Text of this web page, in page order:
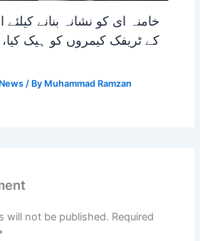
خامنہ ای کو نشانہ بنانے
کے ٹریفک کیمروں کو ہیک کیا،
News / By Muhammad Ramzan
will not be published. Required